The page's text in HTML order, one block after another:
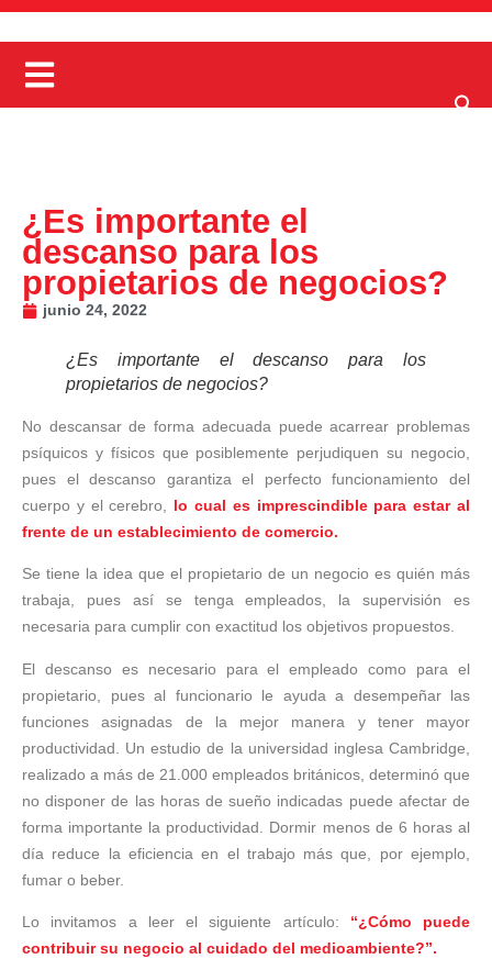
¿Es importante el
descanso para los
propietarios de negocios?
junio 24, 2022
¿Es importante el descanso para los
propietarios de negocios?
No descansar de forma adecuada puede acarrear problemas
psíquicos y físicos que posiblemente perjudiquen su negocio,
pues el descanso garantiza el perfecto funcionamiento del
cuerpo y el cerebro,
lo cual es imprescindible para estar al
frente de un establecimiento de comercio.
Se tiene la idea que el propietario de un negocio es quién más
trabaja, pues así se tenga empleados, la supervisión es
necesaria para cumplir con exactitud los objetivos propuestos.
El descanso es necesario para el empleado como para el
propietario, pues al funcionario le ayuda a desempeñar las
funciones asignadas de la mejor manera y tener mayor
productividad. Un estudio de la universidad inglesa Cambridge,
realizado a más de 21.000 empleados británicos, determinó que
no disponer de las horas de sueño indicadas puede afectar de
forma importante la productividad. Dormir menos de 6 horas al
día reduce la eficiencia en el trabajo más que, por ejemplo,
fumar o beber.
Lo invitamos a leer el siguiente artículo: “¿Cómo puede
contribuir su negocio al cuidado del medioambiente?”.